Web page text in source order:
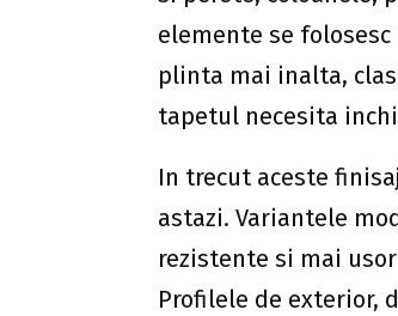
elemente se
plinta mai inalta,
tapetul necesita
In trecut aceste
astazi. Variantele
rezistente si mai
Profilele de exterior,